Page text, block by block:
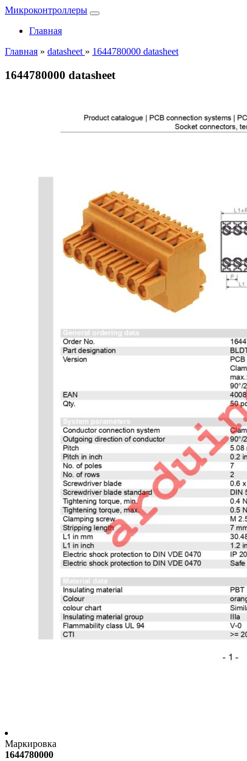
Микроконтроллеры
Главная
Главная » datasheet » 1644780000 datasheet
1644780000 datasheet
Маркировка
1644780000